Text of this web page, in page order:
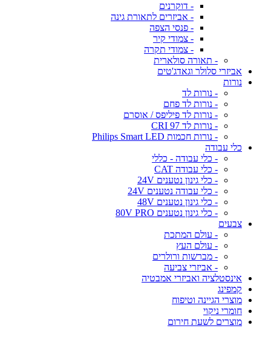
- דוקרנים
- אביזרים לתאורת גינה
- פנסי הצפה
- צמודי קיר
- צמודי תקרה
- תאורה סולארית
אביזרי סלולר וגאדג'טים
נורות
- נורות לד
- נורות לד פחם
- נורות לד פיליפס / אוסרם
- נורות לד CRI 97
- נורות חכמות Philips Smart LED
כלי עבודה
- כלי עבודה - כללי
- כלי עבודה CAT
- כלי גינון נטענים 24V
- כלי עבודה נטענים 24V
- כלי גינון נטענים 48V
- כלי גינון נטענים 80V PRO
צבעים
- עולם המתכת
- עולם העץ
- מברשות ורולרים
- אביזרי צביעה
אינסטלציה ואביזרי אמבטיה
קמפינג
מוצרי הגיינה וטיפוח
חומרי ניקוי
מוצרים לשעת חירום